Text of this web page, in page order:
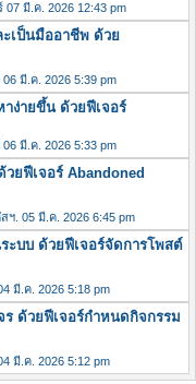
07 มี.ค. 2026 12:43 pm
ะเป็นมืออาชีพ ด้วย
มี.ค. 2026 5:39 pm
ง่ายขึ้น ด้วยฟีเจอร์
มี.ค. 2026 5:33 pm
ยฟีเจอร์ Abandoned
ฯ. 05 มี.ค. 2026 6:45 pm
ะบบ ด้วยฟีเจอร์จัดการโพสต์
มี.ค. 2026 5:18 pm
ด้วยฟีเจอร์กำหนดกิจกรรม
มี.ค. 2026 5:12 pm